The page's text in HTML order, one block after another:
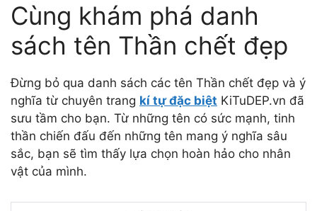
Cùng khám phá danh
sách tên Thần chết đẹp
Đừng bỏ qua danh sách các tên Thần chết đẹp và ý
nghĩa từ chuyên trang kí tự đặc biệt KiTuDEP.vn đã
sưu tầm cho bạn. Từ những tên có sức mạnh, tinh
thần chiến đấu đến những tên mang ý nghĩa sâu
sắc, bạn sẽ tìm thấy lựa chọn hoàn hảo cho nhân
vật của mình.